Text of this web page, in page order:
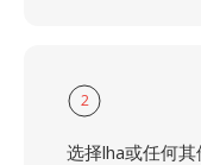
2
选择lha或任何